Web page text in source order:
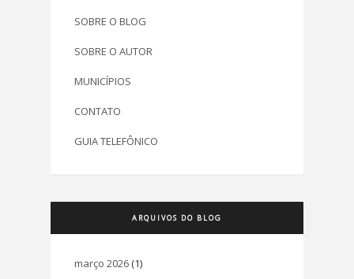
SOBRE O BLOG
SOBRE O AUTOR
MUNICÍPIOS
CONTATO
GUIA TELEFÔNICO
ARQUIVOS DO BLOG
março 2026 (1)